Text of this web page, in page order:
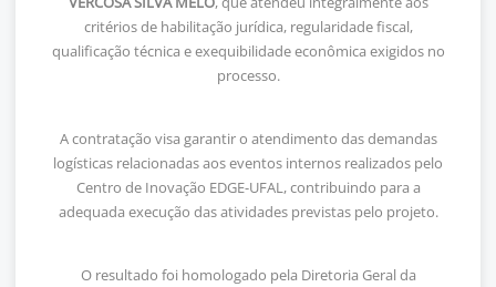
critérios de habilitação jurídica, regularidade fiscal,
qualificação técnica e exequibilidade econômica exigidos no
processo.
A contratação visa garantir o atendimento das demandas
logísticas relacionadas aos eventos internos realizados pelo
Centro de Inovação EDGE-UFAL, contribuindo para a
adequada execução das atividades previstas pelo projeto.
O resultado foi homologado pela Diretoria Geral da